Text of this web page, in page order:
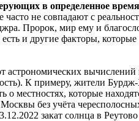
в определенное
часто не совпадают с
Пророк, мир ему и
и другие факторы,
астрономических
К примеру, жители
местностях, которые
Москвы без учёта
закат солнца в